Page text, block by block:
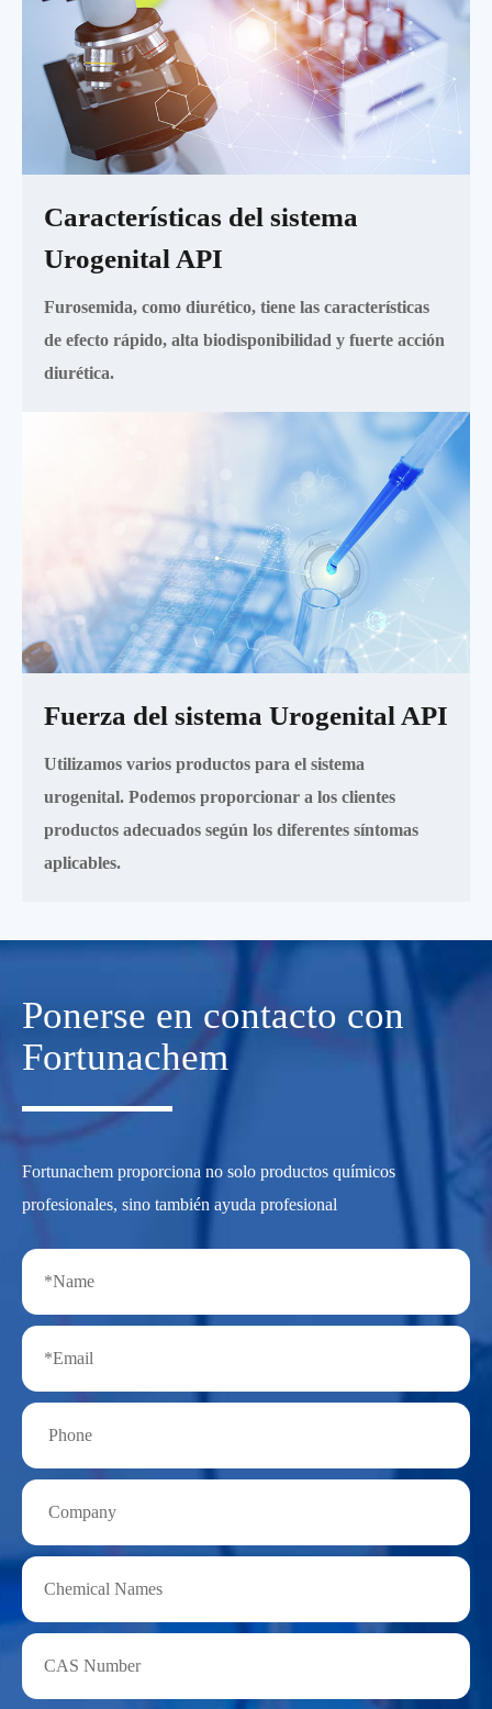
Características del sistema
Urogenital API
Furosemida, como diurético, tiene las características
de efecto rápido, alta biodisponibilidad y fuerte acción
diurética.
Fuerza del sistema Urogenital API
Utilizamos varios productos para el sistema
urogenital. Podemos proporcionar a los clientes
productos adecuados según los diferentes síntomas
aplicables.
Ponerse en contacto con
Fortunachem
Fortunachem proporciona no solo productos químicos
profesionales, sino también ayuda profesional